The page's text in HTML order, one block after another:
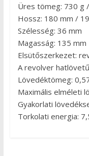
Üres tömeg: 730 g
Hossz: 180 mm /
Szélesség: 36 mm
Magasság: 135 mm
Elsütőszerkezet:
A revolver hatlövetű
Lövedéktömeg:
Maximális elméleti
Gyakorlati
Torkolati energia: